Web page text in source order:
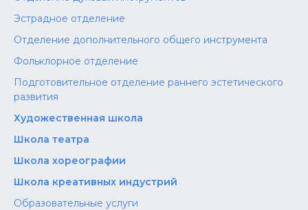
Эстрадное отделение
Отделение дополнительного общего инструмента
Фольклорное отделение
Подготовительное отделение раннего эстетического
развития
Художественная школа
Школа‌‌‌‌ театра
Школа хореографии
Школа креативных индустрий
Образовательные услуги